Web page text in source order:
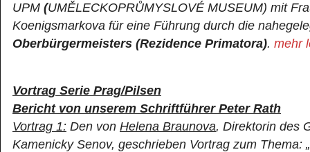
UPM (UMĚLECKOPRŮMYSLOVÉ MUSEUM) mit
Koenigsmarkova für eine Führung durch die
Oberbürgermeisters (Rezidence Primatora). mehr
Vortrag Serie Prag/Pilsen
Bericht von unserem Schriftführer Peter Rath
Vortrag 1: Den von Helena Braunova, Direktorin des
Kamenicky Senov, geschrieben Vortrag zum Thema: „